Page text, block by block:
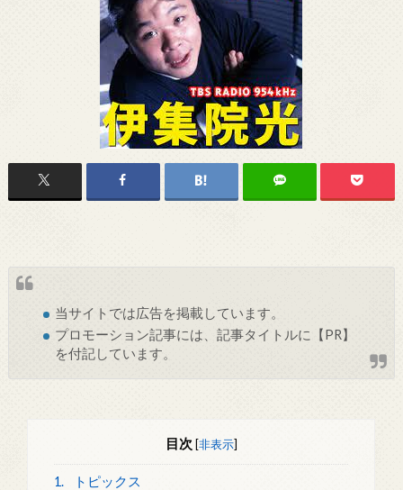
当サイトでは広告を掲載しています。
プロモーション記事には、記事タイトルに【PR】
を付記しています。
目次 [非表示]
1. トピックス